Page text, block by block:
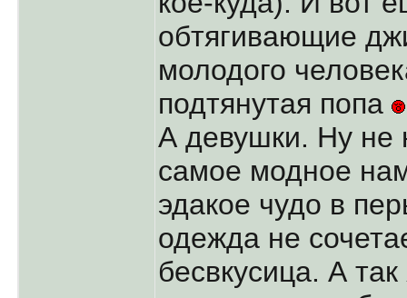
обтягивающие
молодого
подтянутая попа
А девушки. Ну не
самое модное
эдакое чудо в
одежда не
бесвкусица. А